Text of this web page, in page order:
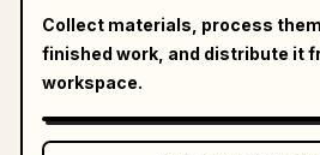
Collect materials, process
finished work, and distribute it
workspace.